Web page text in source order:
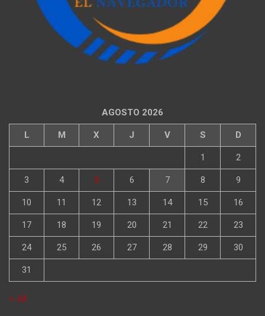
AGOSTO 2026
L M X J V S D
1 2
3 4 5 6 7 8 9
10 11 12 13 14 15 16
17 18 19 20 21 22 23
24 25 26 27 28 29 30
31
« Jul